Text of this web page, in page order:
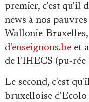
premier, c'est qu'il
news à nos
Wallonie-Bruxelles,
d'enseignons.be et
de l'IHECS (pu-rée
Le second, c'est
bruxelloise d'Ecolo